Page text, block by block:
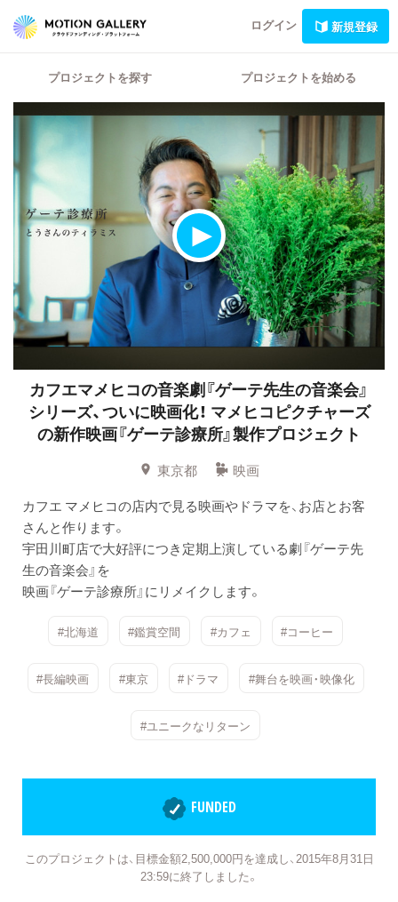
ログイン 新規登録
プロジェクトを探す プロジェクトを始める
カフエマメヒコの音楽劇『ゲーテ先生の音楽会』
シリーズ、ついに映画化！ マメヒコピクチャーズ
の新作映画『ゲーテ診療所』製作プロジェクト
東京都
映画
カフエ マメヒコの店内で見る映画やドラマを、お店とお客
さんと作ります。
宇田川町店で大好評につき定期上演している劇『ゲーテ先
生の音楽会』を
映画『ゲーテ診療所』にリメイクします。
#北海道 #鑑賞空間 #カフェ #コーヒー
#長編映画 #東京 #ドラマ #舞台を映画・映像化
#ユニークなリターン
FUNDED
このプロジェクトは、目標金額2,500,000円を達成し、2015年8月31日
23:59に終了しました。